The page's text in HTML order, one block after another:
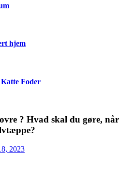
hjem
Foder
? Hvad skal du gøre, når
2023